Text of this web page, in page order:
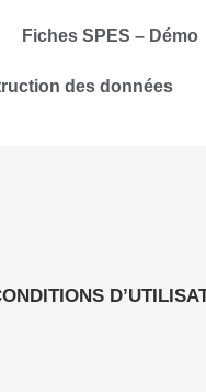
Fiches SPES – Démo
des données